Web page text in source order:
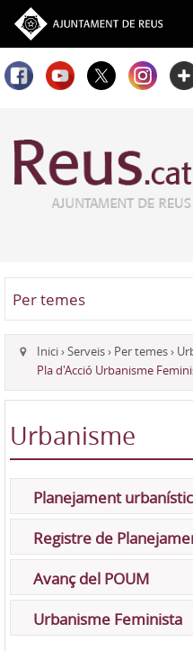
Per temes
Inici›Serveis› Per temes›
Pla d'Acció Urbanisme
Urbanisme
Planejament urbanístic
Registre de
Avanç del POUM
Urbanisme Feminista